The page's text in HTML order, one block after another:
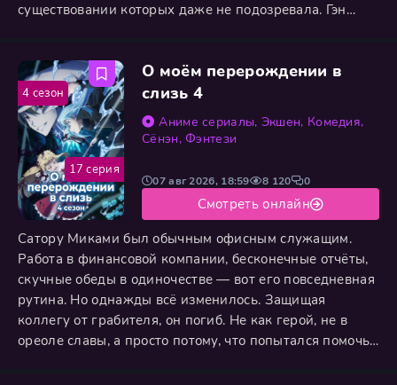
существовании которых даже не подозревала. Гэн
порога повис на «новой сестрёнке». Ито взялась
наводить порядок: хлопотала по дому, готовила,
пыталась всех примирить. Поначалу
О моём перерождении в
слизь 4
Аниме сериалы, Экшен, Комедия,
Сёнэн,Фэнтези
Сатору Миками был обычным офисным служащим.
Работа в финансовой компании, бесконечные отчёты,
скучные обеды в одиночестве — вот его повседневная
рутина. Но однажды всё изменилось. Защищая
коллегу от грабителя, он погиб. Не как герой, не в
ореоле славы, а просто потому, что попытался помочь.
07 авг 2026, 18:59 8 120 0
Смотреть онлайн
17 серия
4 сезон